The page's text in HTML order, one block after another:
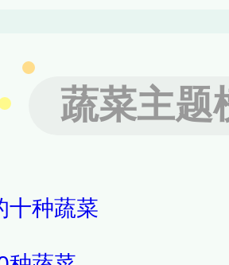
，芹菜叶含有丰富
，是可以吃的，芹
、蟹、蚬、毛蚶同
蔬菜主题
十种蔬菜